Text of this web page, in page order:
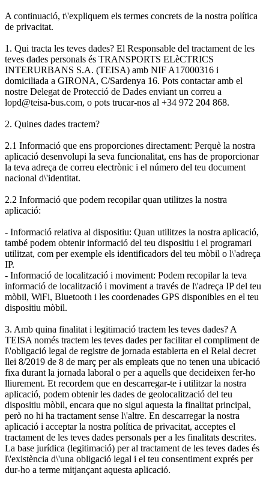
A continuació, t\'expliquem els termes concrets de la nostra política
de privacitat.
1. Qui tracta les teves dades? El Responsable del tractament de les
teves dades personals és TRANSPORTS ELèCTRICS
INTERURBANS S.A. (TEISA) amb NIF A17000316 i
domiciliada a GIRONA, C/Sardenya 16. Pots contactar amb el
nostre Delegat de Protecció de Dades enviant un correu a
lopd@teisa-bus.com, o pots trucar-nos al +34 972 204 868.
2. Quines dades tractem?
2.1 Informació que ens proporciones directament: Perquè la nostra
aplicació desenvolupi la seva funcionalitat, ens has de proporcionar
la teva adreça de correu electrònic i el número del teu document
nacional d\'identitat.
2.2 Informació que podem recopilar quan utilitzes la nostra
aplicació:
- Informació relativa al dispositiu: Quan utilitzes la nostra aplicació,
també podem obtenir informació del teu dispositiu i el programari
utilitzat, com per exemple els identificadors del teu mòbil o l\'adreça
IP.
- Informació de localització i moviment: Podem recopilar la teva
informació de localització i moviment a través de l\'adreça IP del teu
mòbil, WiFi, Bluetooth i les coordenades GPS disponibles en el teu
dispositiu mòbil.
3. Amb quina finalitat i legitimació tractem les teves dades? A
TEISA només tractem les teves dades per facilitar el compliment de
l\'obligació legal de registre de jornada establerta en el Reial decret
llei 8/2019 de 8 de març per als empleats que no tenen una ubicació
fixa durant la jornada laboral o per a aquells que decideixen fer-ho
lliurement. Et recordem que en descarregar-te i utilitzar la nostra
aplicació, podem obtenir les dades de geolocalització del teu
dispositiu mòbil, encara que no sigui aquesta la finalitat principal,
però no hi ha tractament sense l\'altre. En descarregar la nostra
aplicació i acceptar la nostra política de privacitat, acceptes el
tractament de les teves dades personals per a les finalitats descrites.
La base jurídica (legitimació) per al tractament de les teves dades és
l\'existència d\'una obligació legal i el teu consentiment exprés per
dur-ho a terme mitjançant aquesta aplicació.